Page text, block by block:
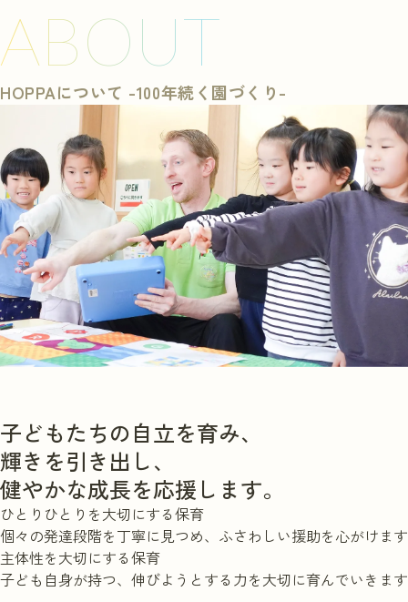
ABOUT
HOPPAについて -100年続く園づくり-
子どもたちの自立を育み、
輝きを引き出し、
健やかな成長を応援します。
ひとりひとりを大切にする保育
個々の発達段階を丁寧に見つめ、ふさわしい援助を心がけます
主体性を大切にする保育
子ども自身が持つ、伸びようとする力を大切に育んでいきます